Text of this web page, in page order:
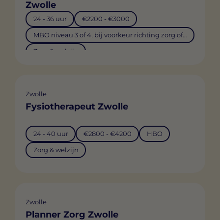
Zwolle
24 - 36 uur €2200 - €3000
MBO niveau 3 of 4, bij voorkeur richting zorg of administratie
Zorg & welzijn
Zwolle
Fysiotherapeut Zwolle
24 - 40 uur €2800 - €4200 HBO
Zorg & welzijn
Zwolle
Planner Zorg Zwolle